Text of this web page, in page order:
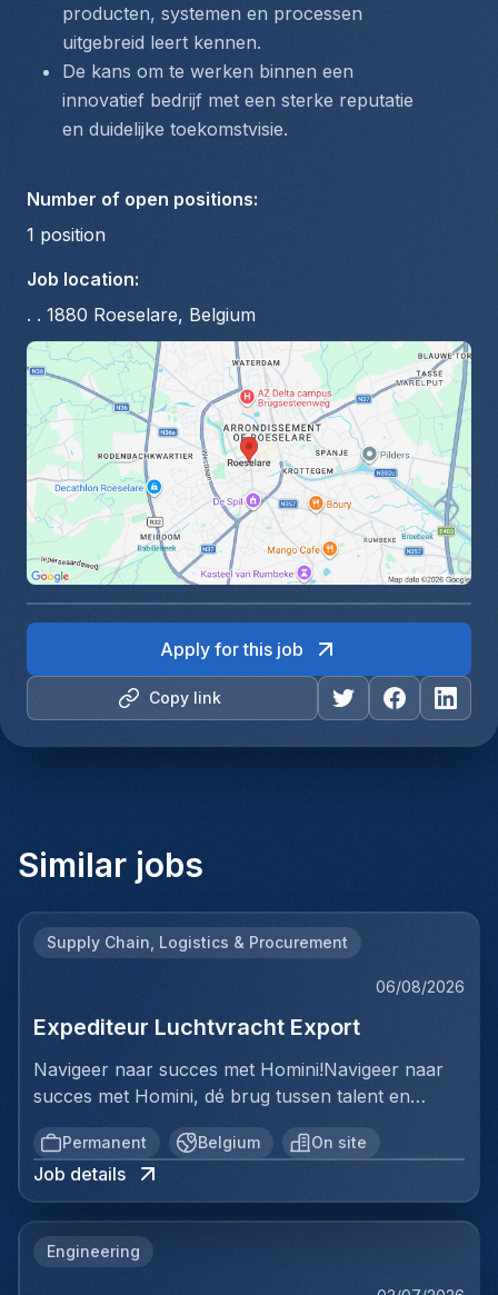
producten, systemen en processen
uitgebreid leert kennen.
De kans om te werken binnen een
innovatief bedrijf met een sterke reputatie
en duidelijke toekomstvisie.
Number of open positions:
1 position
Job location:
. . 1880 Roeselare, Belgium
Copy link
Apply for this job
Similar jobs
Supply Chain, Logistics & Procurement
06/08/2026
Expediteur Luchtvracht Export
Navigeer naar succes met Homini!Navigeer naar
succes met Homini, dé brug tussen talent en
uitmuntende opportuniteiten binnen de
arbeidsmarkt. Als voorloper in wervingsdiensten,
matchen we toptalent met topbedrijven in diverse
sectoren. Met onze expertise en toewijding streven
plaatsingen. Bij Homini staat elk individu centraal;
Permanent Belgium On site
Job details
Engineering